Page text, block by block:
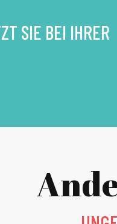
SIE BEI IHRER